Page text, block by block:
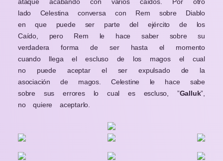
lado Celestina conversa con Rem sobre Diablo
en que puede ser parte del ejército de los
Caído, pero Rem le hace saber sobre su
verdadera forma de ser hasta el momento
cuando llega el escluso de los magos el cual
no puede aceptar el ser expulsado de la
asociación de magos.Celestine le hace sabe
sobre suserroreslo cual es escluso, ”Galluk”,
no quiere aceptarlo.